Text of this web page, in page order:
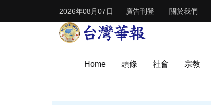
2026年08月07日 廣告刊登 關於我們
Home 頭條 社會 宗教